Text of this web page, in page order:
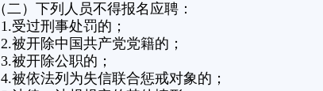
（二）下列人员不得报名应聘：
1.受过刑事处罚的；
2.被开除中国共产党党籍的；
3.被开除公职的；
4.被依法列为失信联合惩戒对象的；